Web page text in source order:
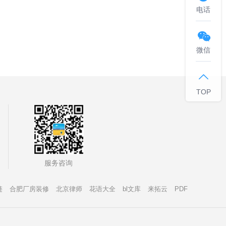
服务咨询
合肥厂房装修 北京律师 花语大全 bl文库 来拓云 PDF
电话

微信

TOP